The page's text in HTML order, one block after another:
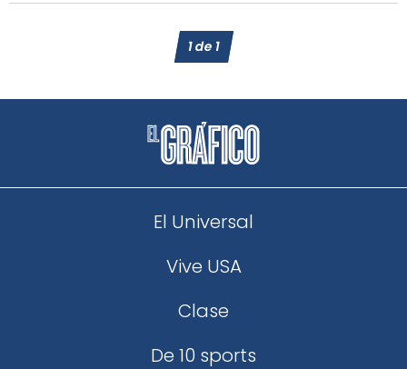
1de1
El Universal
Vive USA
Clase
De 10 sports